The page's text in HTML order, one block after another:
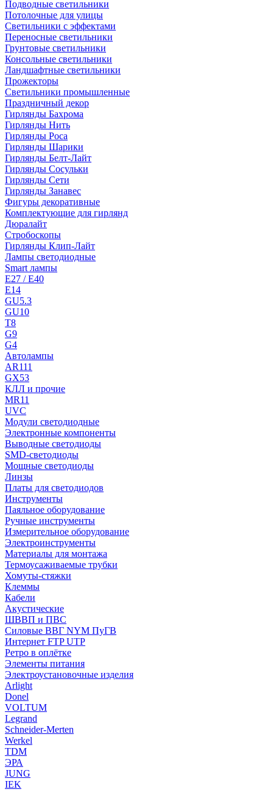
Подводные светильники
Потолочные для улицы
Светильники с эффектами
Переносные светильники
Грунтовые светильники
Консольные светильники
Ландшафтные светильники
Прожекторы
Светильники промышленные
Праздничный декор
Гирлянды Бахрома
Гирлянды Нить
Гирлянды Роса
Гирлянды Шарики
Гирлянды Белт-Лайт
Гирлянды Сосульки
Гирлянды Сети
Гирлянды Занавес
Фигуры декоративные
Комплектующие для гирлянд
Дюралайт
Стробоскопы
Гирлянды Клип-Лайт
Лампы светодиодные
Smart лампы
E27 / E40
E14
GU5.3
GU10
T8
G9
G4
Автолампы
AR111
GX53
КЛЛ и прочие
MR11
UVC
Модули светодиодные
Электронные компоненты
Выводные светодиоды
SMD-светодиоды
Мощные светодиоды
Линзы
Платы для светодиодов
Инструменты
Паяльное оборудование
Ручные инструменты
Измерительное оборудование
Электроинструменты
Материалы для монтажа
Термоусаживаемые трубки
Хомуты-стяжки
Клеммы
Кабели
Акустические
ШВВП и ПВС
Силовые ВВГ NYM ПуГВ
Интернет FTP UTP
Ретро в оплётке
Элементы питания
Электроустановочные изделия
Arlight
Donel
VOLTUM
Legrand
Schneider-Merten
Werkel
TDM
ЭРА
JUNG
IEK